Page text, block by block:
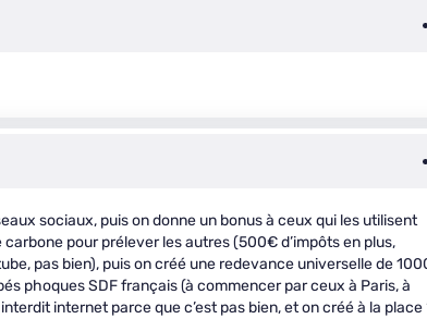
sociaux, puis on donne un bonus à ceux qui les utilisent
carbone pour prélever les autres (500€ d’impôts en plus,
pas bien), puis on créé une redevance universelle de
phoques SDF français (à commencer par ceux à Paris, à
internet parce que c’est pas bien, et on créé à la place